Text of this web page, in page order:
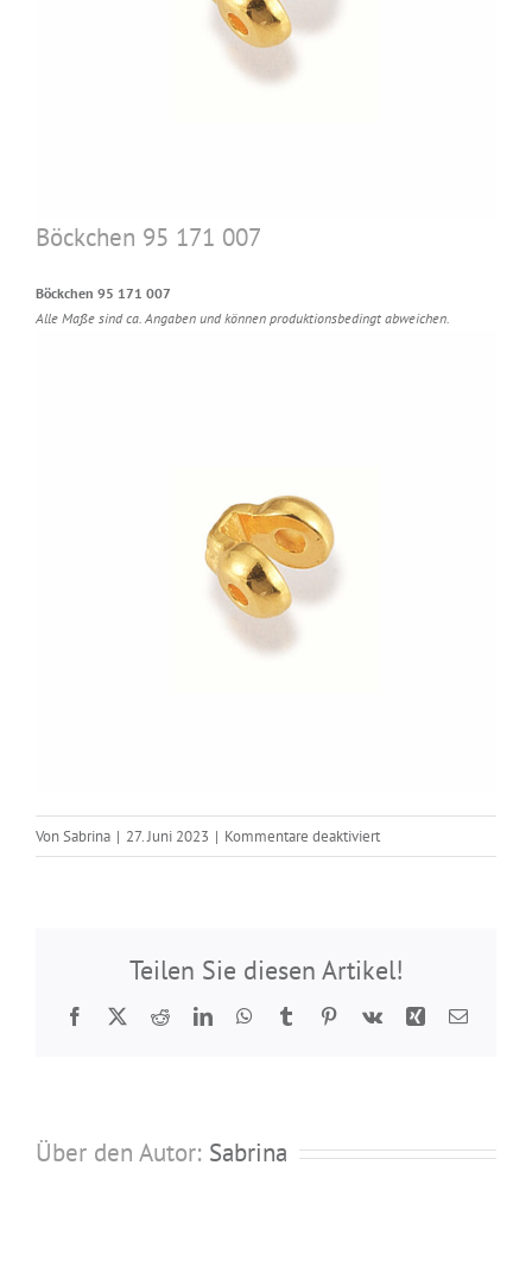
Böckchen 95 171 007
Böckchen 95 171 007
Alle Maße sind ca. Angaben und können produktionsbedingt abweichen.
VonSabrina | 27. Juni 2023 | Kommentare deaktiviertfür
Böckchen
Teilen Sie diesen Artikel!
Facebook
TwitterRedditLinkedInWhatsApp
TumblrPinterest
Vk Xing E-
Über den Autor: Sabrina